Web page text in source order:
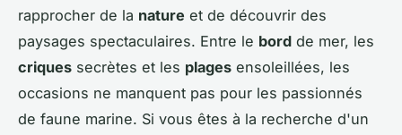
rapprocher de la nature et de découvrir des
paysages spectaculaires. Entre le bord de mer, les
criques secrètes et les plages ensoleillées, les
occasions ne manquent pas pour les passionnés
de faune marine. Si vous êtes à la recherche d'un